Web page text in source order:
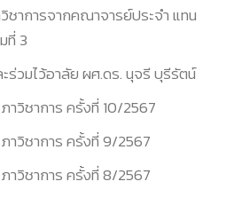
าการจากคณาจารย์ประจำ แทน
ที่ 3
ร่วมไว้อาลัย ผศ.ดร. นุจรี บุรีรัตน์
วิชาการ ครั้งที่ 10/2567
วิชาการ ครั้งที่ 9/2567
วิชาการ ครั้งที่ 8/2567